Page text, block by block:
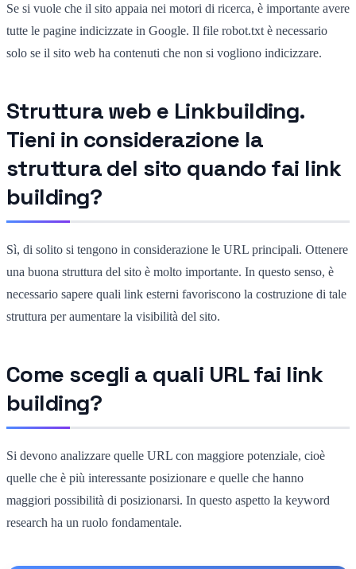
Se si vuole che il sito appaia nei motori di ricerca, è importante avere
tutte le pagine indicizzate in Google. Il file robot.txt è necessario
solo se il sito web ha contenuti che non si vogliono indicizzare.
Struttura web e Linkbuilding.
Tieni in considerazione la
struttura del sito quando fai link
building?
Sì, di solito si tengono in considerazione le URL principali. Ottenere
una buona struttura del sito è molto importante. In questo senso, è
necessario sapere quali link esterni favoriscono la costruzione di tale
struttura per aumentare la visibilità del sito.
Come scegli a quali URL fai link
building?
Si devono analizzare quelle URL con maggiore potenziale, cioè
quelle che è più interessante posizionare e quelle che hanno
maggiori possibilità di posizionarsi. In questo aspetto la keyword
research ha un ruolo fondamentale.